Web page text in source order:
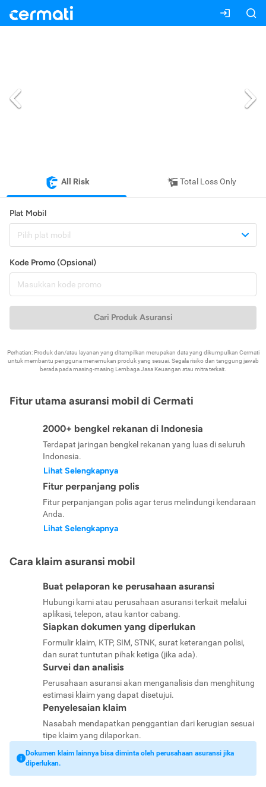
All Risk Total Loss Only
Plat Mobil
Pilih plat mobil
Kode Promo (Opsional)
Cari Produk Asuransi
Perhatian: Produk dan/atau layanan yang ditampilkan merupakan data yang dikumpulkan Cermati
untuk membantu pengguna menemukan produk yang sesuai. Segala risiko dan tanggung jawab
berada pada masing-masing Lembaga Jasa Keuangan atau mitra terkait.
Fitur utama asuransi mobil di Cermati
2000+ bengkel rekanan di Indonesia
Terdapat jaringan bengkel rekanan yang luas di seluruh
Indonesia.
Lihat Selengkapnya
Fitur perpanjang polis
Fitur perpanjangan polis agar terus melindungi kendaraan
Anda.
Lihat Selengkapnya
Cara klaim asuransi mobil
Buat pelaporan ke perusahaan asuransi
Hubungi kami atau perusahaan asuransi terkait melalui
aplikasi, telepon, atau kantor cabang.
Siapkan dokumen yang diperlukan
Formulir klaim, KTP, SIM, STNK, surat keterangan polisi,
dan surat tuntutan pihak ketiga (jika ada).
Survei dan analisis
Perusahaan asuransi akan menganalisis dan menghitung
estimasi klaim yang dapat disetujui.
Penyelesaian klaim
Nasabah mendapatkan penggantian dari kerugian sesuai
tipe klaim yang dilaporkan.
Dokumen klaim lainnya bisa diminta oleh perusahaan asuransi jika
diperlukan.